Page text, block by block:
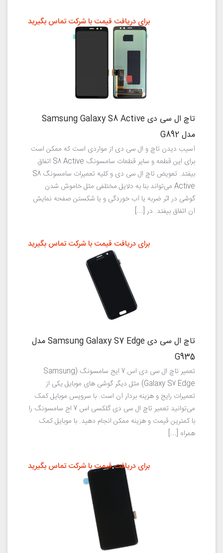
تاچ ال سی دی Samsung Galaxy S8 Active
مدل G892
آسیب دیدن تاچ و ال سی دی از مواردی است که ممکن است
برای این قطعه و سایر قطعات سامسونگ S8 Active اتفاق
بیفتد. تعویض تاچ ال سی دی و کلیه تعمیرات سامسونگ S8
Active می‌تواند بنا به دلایل مختلفی مثل خاموش شدن
گوشی در اثر ضربه یا آب خوردگی و یا شکستن صفحه نمایش
آن اتفاق بیفتد. در […]
برای دریافت قیمت با شرکت تماس بگیرید
تاچ ال سی دی Samsung Galaxy S7 Edge مدل
G935
تعمیر تاچ ال سی دی اس 7 ایج سامسونگ (Samsung
Galaxy S7 Edge) مثل دیگر گوشی های موبایل یکی از
تعمیرات رایج و هزینه بردار آن است. با سرویس موبایل کمک
می‌توانید تعمیر تاچ ال سی دی گلکسی اس 7 اج سامسونگ را
با کمترین قیمت و هزینه ممکن انجام دهید. با موبایل کمک
همراه […]
برای دریافت قیمت با شرکت تماس بگیرید
برای دریافت قیمت با شرکت تماس بگیرید